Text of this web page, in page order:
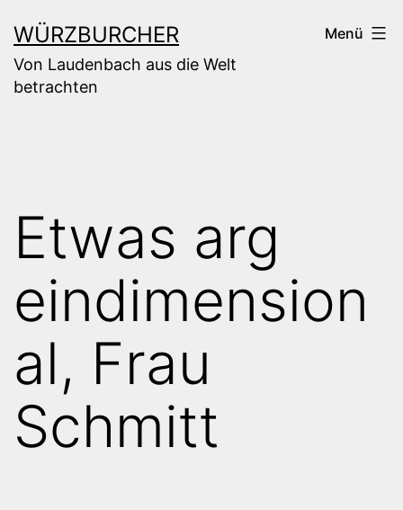
Inhalt
springen
WÜRZBURCHER
Von Laudenbach aus die Welt
betrachten
Menü
Etwas arg
eindimension
al, Frau
Schmitt